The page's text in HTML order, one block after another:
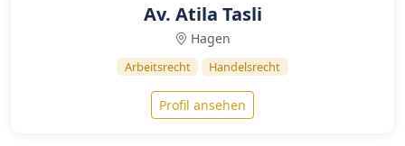
Av. Atila Tasli
Hagen
Arbeitsrecht Handelsrecht
Profil ansehen